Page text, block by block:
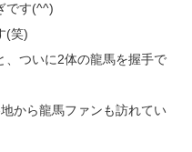
です(^^)
(笑)
、ついに2体の龍馬を握手で
から龍馬ファンも訪れてい